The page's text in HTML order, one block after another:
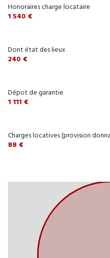
Honoraires charge locataire
1 540 €
Dont état des lieux
240 €
Dépot de garantie
1 111 €
Charges locatives (provision
88 €